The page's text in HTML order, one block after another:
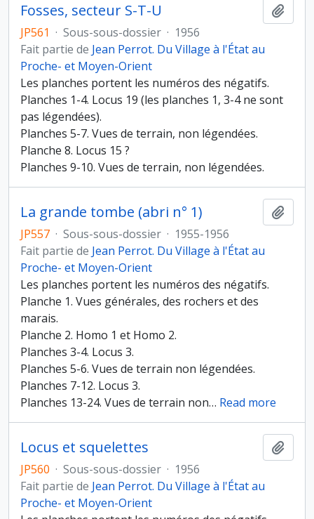
Fosses, secteur S-T-U
JP561 · Sous-sous-dossier · 1956
Fait partie de Jean Perrot. Du Village à l'État au
Proche- et Moyen-Orient
Les planches portent les numéros des négatifs.
Planches 1-4. Locus 19 (les planches 1, 3-4 ne sont
pas légendées).
Planches 5-7. Vues de terrain, non légendées.
Planche 8. Locus 15 ?
Planches 9-10. Vues de terrain, non légendées.
La grande tombe (abri n° 1)
JP557 · Sous-sous-dossier · 1955-1956
Fait partie de Jean Perrot. Du Village à l'État au
Proche- et Moyen-Orient
Les planches portent les numéros des négatifs.
Planche 1. Vues générales, des rochers et des
marais.
Planche 2. Homo 1 et Homo 2.
Planches 3-4. Locus 3.
Planches 5-6. Vues de terrain non légendées.
Planches 7-12. Locus 3.
Planches 13-24. Vues de terrain non… Read more
Locus et squelettes
JP560 · Sous-sous-dossier · 1956
Fait partie de Jean Perrot. Du Village à l'État au
Proche- et Moyen-Orient